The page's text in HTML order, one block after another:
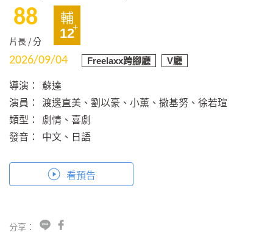
88
片長 / 分
輔
12
2026/09/04 Freelaxx跨腳廳 V廳
導演： 蘇達
演員： 渡邊直美、劉以豪、小薰、撒基努、徐若瑄
類型： 劇情、喜劇
發音： 中文、日語
看預告
分享：